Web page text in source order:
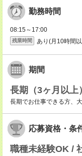
勤務時間
08:15～17:00
残業時間 あり(月10時間
期間
長期（3ヶ月以上）
長期でお仕事できる方、大
応募資格・条
職種未経験OK /